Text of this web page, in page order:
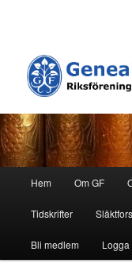
innehåll
m
Hem Om GF
Tidskrifter
Bli medlem Logga